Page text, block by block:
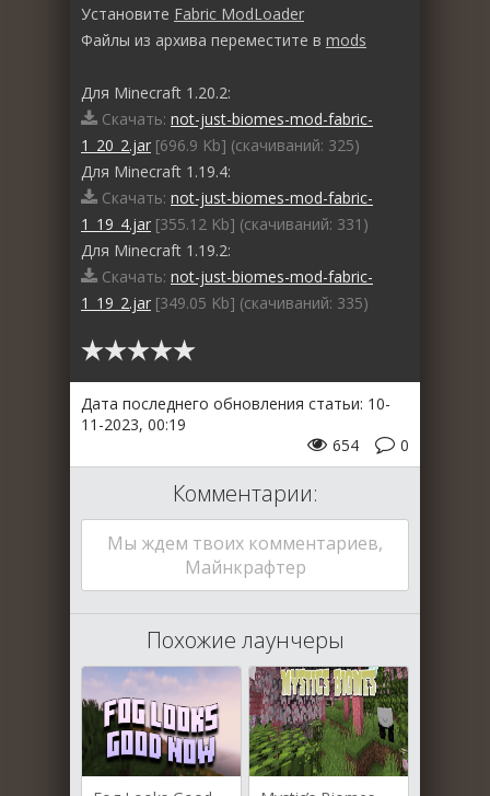
Установите Fabric ModLoader
Файлы из архива переместите в mods
Для Minecraft 1.20.2:
Скачать: not-just-biomes-mod-fabric-
1_20_2.jar [696.9 Kb] (cкачиваний: 325)
Для Minecraft 1.19.4:
Скачать: not-just-biomes-mod-fabric-
1_19_4.jar [355.12 Kb] (cкачиваний: 331)
Для Minecraft 1.19.2:
Скачать: not-just-biomes-mod-fabric-
1_19_2.jar [349.05 Kb] (cкачиваний: 335)
Дата последнего обновления статьи: 10-
11-2023, 00:19
0
654
Комментарии:
Мы ждем твоих комментариев,
Майнкрафтер
Похожие лаунчеры